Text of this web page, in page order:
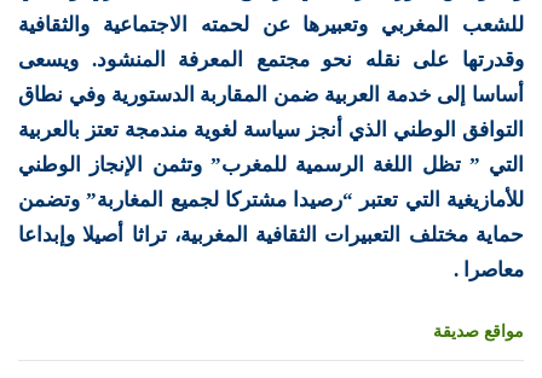
للشعب المغربي وتعبيرها عن لحمته الاجتماعية والثقافية
وقدرتها على نقله نحو مجتمع المعرفة المنشود. ويسعى
أساسا إلى خدمة العربية ضمن المقاربة الدستورية وفي نطاق
التوافق الوطني الذي أنجز سياسة لغوية مندمجة تعتز بالعربية
التي ” تظل اللغة الرسمية للمغرب” وتثمن الإنجاز الوطني
للأمازيغية التي تعتبر “رصيدا مشتركا لجميع المغاربة” وتضمن
حماية مختلف التعبيرات الثقافية المغربية، تراثا أصيلا وإبداعا
معاصرا .
مواقع صديقة